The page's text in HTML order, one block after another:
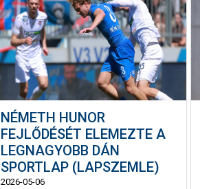
NÉMETH HUNOR
FEJLŐDÉSÉT ELEMEZTE A
LEGNAGYOBB DÁN
SPORTLAP (LAPSZEMLE)
2026-05-06